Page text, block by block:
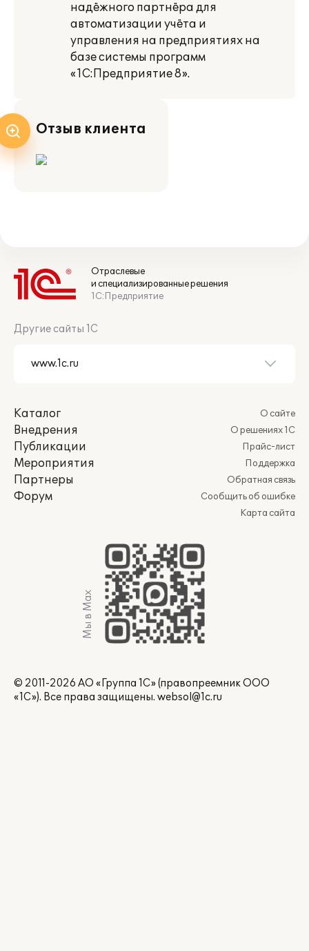
надёжного партнёра для
автоматизации учёта и
управления на предприятиях на
базе системы программ
«1С:Предприятие 8».
Отзыв клиента
Отраслевые
и специализированные решения
1С:Предприятие
Другие сайты 1С
Каталог
Внедрения
Публикации
Мероприятия
Партнеры
Форум
О сайте
О решениях 1С
Прайс-лист
Поддержка
Обратная связь
Сообщить об ошибке
Карта сайта
Мы в Max
© 2011-2026 АО «Группа 1С» (правопреемник ООО
«1С»). Все права защищены. websol@1c.ru